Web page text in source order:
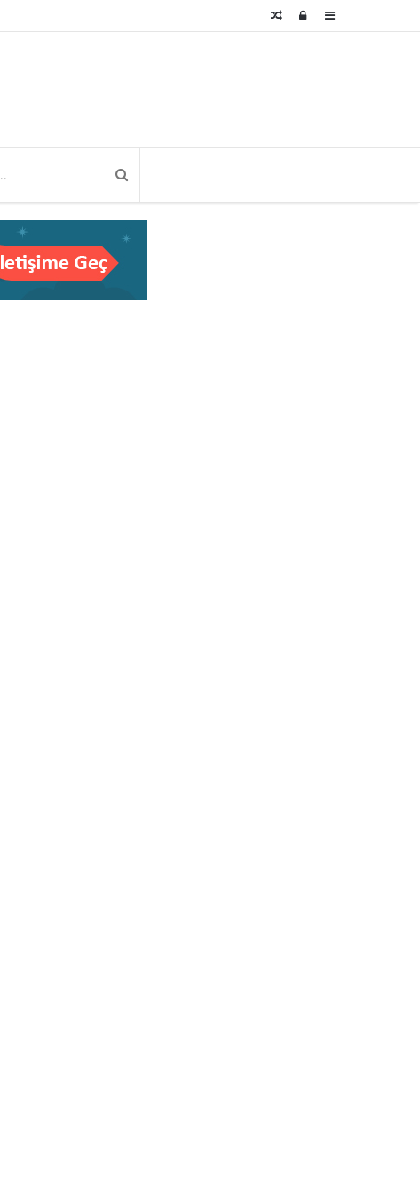
Kenar
Kayıt
Rastgele